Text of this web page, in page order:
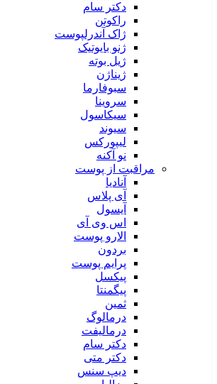
دکتر سام
راکوتن
ژاک آندرلپوست
ژنو بایوتیک
ژیل بوته
ژیناژن
سبوفارما
سروینا
سیکاسول
سیوند
لیپورکس
نو آکنه
مراقبت از پوست
آنادیا
آی پلاس
آیسول
اس وی آی
الارو پوست
بردون
پرایم پوست
پیکسل
پیگمنتا
ثمین
درمالوگ
درمالیفت
دکتر سام
دکتر متی
دیپ سنس